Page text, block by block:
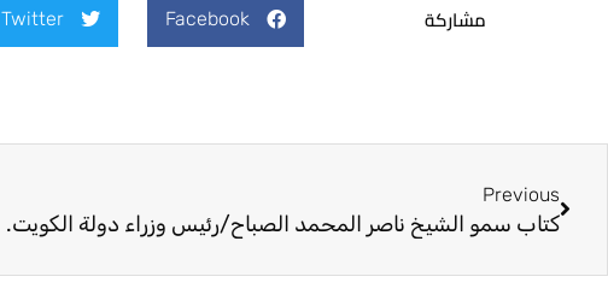
مشاركة Facebook
Twitter
Previous
كتاب سمو الشيخ ناصر المحمد الصباح/رئيس وزراء دولة الكويت.